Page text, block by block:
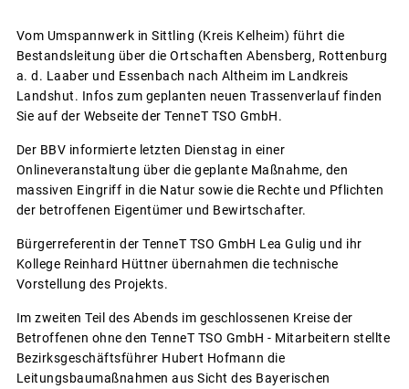
Vom Umspannwerk in Sittling (Kreis Kelheim) führt die
Bestandsleitung über die Ortschaften Abensberg, Rottenburg
a. d. Laaber und Essenbach nach Altheim im Landkreis
Landshut. Infos zum geplanten neuen Trassenverlauf finden
Sie auf der Webseite der TenneT TSO GmbH.
Der BBV informierte letzten Dienstag in einer
Onlineveranstaltung über die geplante Maßnahme, den
massiven Eingriff in die Natur sowie die Rechte und Pflichten
der betroffenen Eigentümer und Bewirtschafter.
Bürgerreferentin der TenneT TSO GmbH Lea Gulig und ihr
Kollege Reinhard Hüttner übernahmen die technische
Vorstellung des Projekts.
Im zweiten Teil des Abends im geschlossenen Kreise der
Betroffenen ohne den TenneT TSO GmbH - Mitarbeitern stellte
Bezirksgeschäftsführer Hubert Hofmann die
Leitungsbaumaßnahmen aus Sicht des Bayerischen